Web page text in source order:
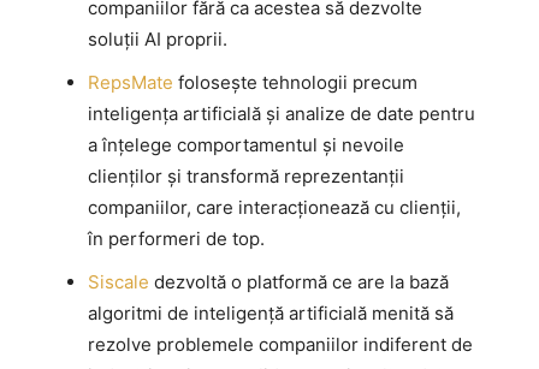
companiilor fără ca acestea să dezvolte
soluții AI proprii.
RepsMate folosește tehnologii precum
inteligența artificială și analize de date pentru
a înțelege comportamentul și nevoile
clienților și transformă reprezentanții
companiilor, care interacționează cu clienții,
în performeri de top.
Siscale dezvoltă o platformă ce are la bază
algoritmi de inteligență artificială menită să
rezolve problemele companiilor indiferent de